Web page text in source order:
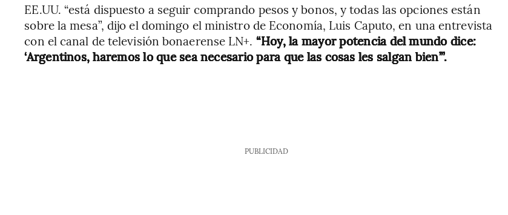
EE.UU. “está dispuesto a seguir comprando pesos y bonos, y todas las opciones están
sobre la mesa”, dijo el domingo el ministro de Economía, Luis Caputo, en una entrevista
con el canal de televisión bonaerense LN+. “Hoy, la mayor potencia del mundo dice:
‘Argentinos, haremos lo que sea necesario para que las cosas les salgan bien’”.
PUBLICIDAD